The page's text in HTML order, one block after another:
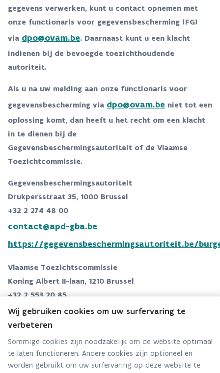
gegevens verwerken, kunt u contact opnemen met
onze functionaris voor gegevensbescherming (FG)
via dpo@ovam.be. Daarnaast kunt u een klacht
indienen bij de bevoegde toezichthoudende
autoriteit.
Als u na uw melding aan onze functionaris voor
gegevensbescherming via dpo@ovam.be niet tot een
oplossing komt, dan heeft u het recht om een klacht
in te dienen bij de
Gegevensbeschermingsautoriteit of de Vlaamse
Toezichtcommissie.
Gegevensbeschermingsautoriteit
Drukpersstraat 35, 1000 Brussel
+32 2 274 48 00
contact@apd-gba.be
https://gegevensbeschermingsautoriteit.be/
Vlaamse Toezichtscommissie
Koning Albert II-laan, 1210 Brussel
+32 2 553 20 85
contact@toezichtcommissie.be
overheid.vlaanderen.be/Vlaamse-
toezichtcommissie
Weigering of beperking van uw verzoek tot
Wij gebruiken cookies om uw surfervaring te
verbeteren
Sommige cookies zijn noodzakelijk om de website optimaal
te laten functioneren. Andere cookies zijn optioneel en
worden gebruikt om uw surfervaring op deze website te